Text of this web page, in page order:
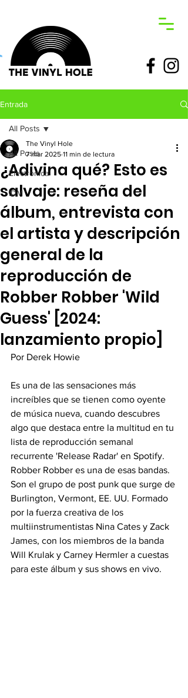
Entrada
All Posts
Electronica
IDM
All Posts
¿Adivina qué? Esto es
salvaje: reseña del
álbum, entrevista con
el artista y descripción
general de la
reproducción de
Robber Robber 'Wild
Guess' [2024:
lanzamiento propio]
The Vinyl Hole
7 mar 2025 11 min de lectura
Por Derek Howie
Es una de las sensaciones más
increíbles que se tienen como oyente
de música nueva, cuando descubres
algo que destaca entre la multitud en tu
lista de reproducción semanal
recurrente 'Release Radar' en Spotify.
Robber Robber es una de esas bandas.
Son el grupo de post punk que surge de
Burlington, Vermont, EE. UU. Formado
por la fuerza creativa de los
multiinstrumentistas Nina Cates y Zack
James, con los miembros de la banda
Will Krulak y Carney Hermler a cuestas
para este álbum y sus shows en vivo.